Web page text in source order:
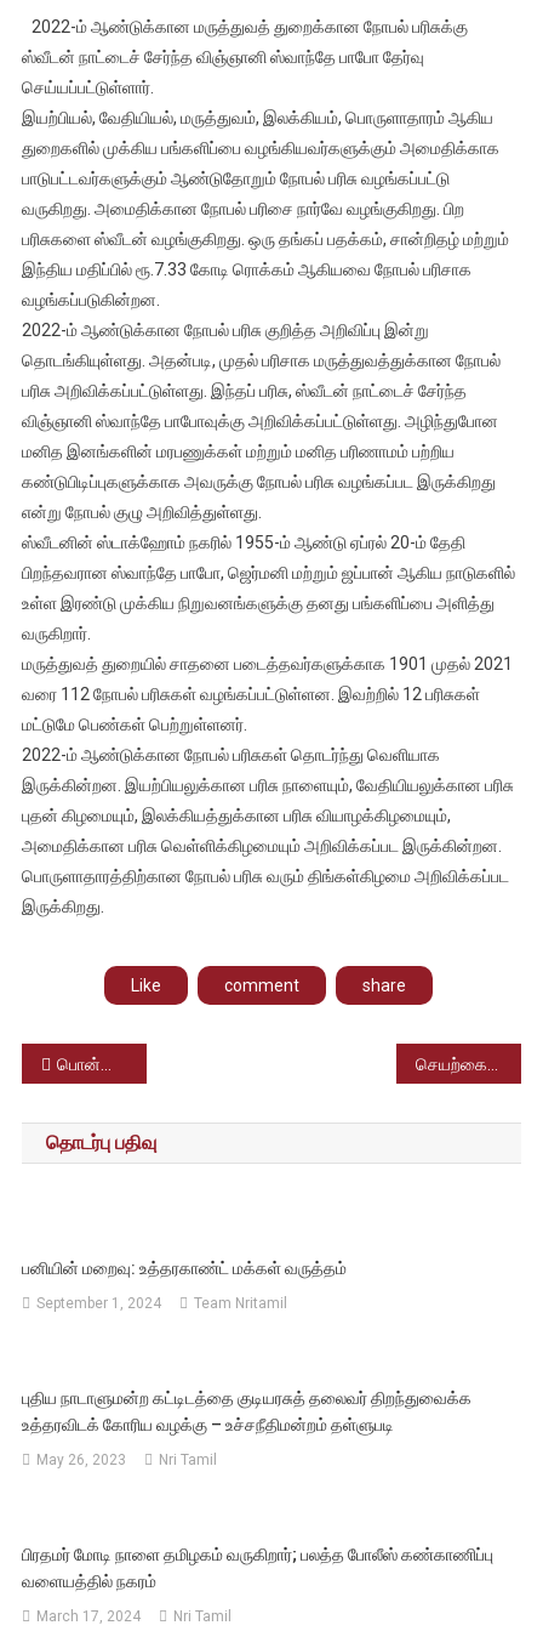
ஆண்டின்
மருவத்திற்கான
பரிசு
அறிவிப்பு
2022-ம் ஆண்டுக்கான மருத்துவத் துறைக்கான நோபல் பரிசுக்கு
ஸ்வீடன் நாட்டைச் சேர்ந்த விஞ்ஞானி ஸ்வாந்தே பாபோ தேர்வு
செய்யப்பட்டுள்ளார்.
இயற்பியல், வேதியியல், மருத்துவம், இலக்கியம், பொருளாதாரம் ஆகிய
துறைகளில் முக்கிய பங்களிப்பை வழங்கியவர்களுக்கும் அமைதிக்காக
பாடுபட்டவர்களுக்கும் ஆண்டுதோறும் நோபல் பரிசு வழங்கப்பட்டு
வருகிறது. அமைதிக்கான நோபல் பரிசை நார்வே வழங்குகிறது. பிற
பரிசுகளை ஸ்வீடன் வழங்குகிறது. ஒரு தங்கப் பதக்கம், சான்றிதழ் மற்றும்
இந்திய மதிப்பில் ரூ.7.33 கோடி ரொக்கம் ஆகியவை நோபல் பரிசாக
வழங்கப்படுகின்றன.
2022-ம் ஆண்டுக்கான நோபல் பரிசு குறித்த அறிவிப்பு இன்று
தொடங்கியுள்ளது. அதன்படி, முதல் பரிசாக மருத்துவத்துக்கான நோபல்
பரிசு அறிவிக்கப்பட்டுள்ளது. இந்தப் பரிசு, ஸ்வீடன் நாட்டைச் சேர்ந்த
விஞ்ஞானி ஸ்வாந்தே பாபோவுக்கு அறிவிக்கப்பட்டுள்ளது. அழிந்துபோன
மனித இனங்களின் மரபணுக்கள் மற்றும் மனித பரிணாமம் பற்றிய
கண்டுபிடிப்புகளுக்காக அவருக்கு நோபல் பரிசு வழங்கப்பட இருக்கிறது
என்று நோபல் குழு அறிவித்துள்ளது.
ஸ்வீடனின் ஸ்டாக்ஹோம் நகரில் 1955-ம் ஆண்டு ஏப்ரல் 20-ம் தேதி
பிறந்தவரான ஸ்வாந்தே பாபோ, ஜெர்மனி மற்றும் ஜப்பான் ஆகிய நாடுகளில்
உள்ள இரண்டு முக்கிய நிறுவனங்களுக்கு தனது பங்களிப்பை அளித்து
வருகிறார்.
மருத்துவத் துறையில் சாதனை படைத்தவர்களுக்காக 1901 முதல் 2021
வரை 112 நோபல் பரிசுகள் வழங்கப்பட்டுள்ளன. இவற்றில் 12 பரிசுகள்
மட்டுமே பெண்கள் பெற்றுள்ளனர்.
2022-ம் ஆண்டுக்கான நோபல் பரிசுகள் தொடர்ந்து வெளியாக
இருக்கின்றன. இயற்பியலுக்கான பரிசு நாளையும், வேதியியலுக்கான பரிசு
புதன் கிழமையும், இலக்கியத்துக்கான பரிசு வியாழக்கிழமையும்,
அமைதிக்கான பரிசு வெள்ளிக்கிழமையும் அறிவிக்கப்பட இருக்கின்றன.
பொருளாதாரத்திற்கான நோபல் பரிசு வரும் திங்கள்கிழமை அறிவிக்கப்பட
இருக்கிறது.
Like comment share
Post
navigation
பொன்னியின் செல்வனின் வசூல் வேட்டை – முதல் மூன்று நாட்களில் 230 கோடி வசூல்
தொடர்பு பதிவு
பனியின் மறைவு: உத்தரகாண்ட் மக்கள் வருத்தம்
September 1, 2024 Team Nritamil
புதிய நாடாளுமன்ற கட்டிடத்தை குடியரசுத் தலைவர் திறந்துவைக்க
உத்தரவிடக் கோரிய வழக்கு – உச்சநீதிமன்றம் தள்ளுபடி
May 26, 2023 Nri Tamil
பிரதமர் மோடி நாளை தமிழகம் வருகிறார்; பலத்த போலீஸ் கண்காணிப்பு
வளையத்தில் நகரம்
March 17, 2024 Nri Tamil